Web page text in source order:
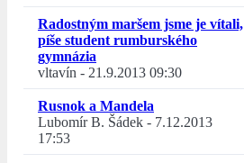
Radostným maršem jsme je vítali,
píše student rumburského
gymnázia
vltavín - 21.9.2013 09:30
Rusnok a Mandela
Lubomír B. Šádek - 7.12.2013
17:53